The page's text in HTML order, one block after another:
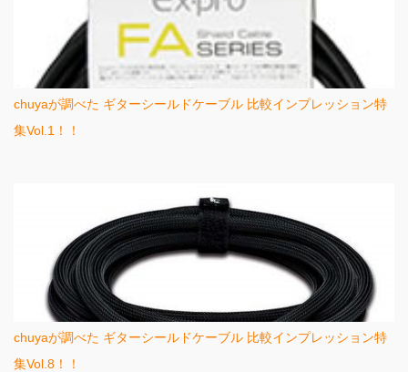
chuyaが調べた ギターシールドケーブル 比較インプレッション特
集Vol.1！！
chuyaが調べた ギターシールドケーブル 比較インプレッション特
集Vol.8！！